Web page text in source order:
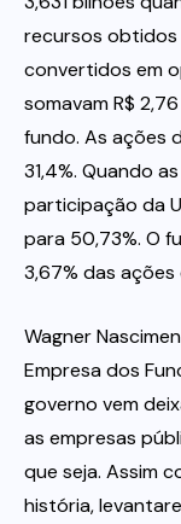
recursos obtidos
convertidos em
somavam R$
fundo. As ações
31,4%. Quando
participação da
para 50,73%. O
3,67% das
Wagner
Empresa dos
governo vem
as empresas
que seja. Assim
história,